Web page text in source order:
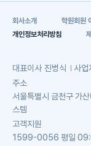
회사소개 학원회원
개인정보처리방침
대표이사 진병식 사업
주소
서울특별시 금천구 가
스템
고객지원
1599-0056 평일